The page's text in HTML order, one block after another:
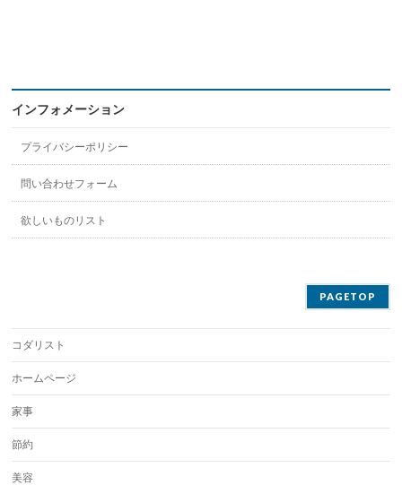
インフォメーション
プライバシーポリシー
問い合わせフォーム
欲しいものリスト
PAGETOP
コダリスト
ホームページ
家事
節約
美容